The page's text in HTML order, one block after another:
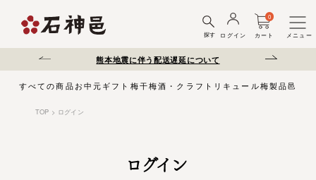
探す ログイン カート
0
メニュー
熊本地震に伴う配送遅延について 夏季休業のお知らせ
すべての商品 お中元 ギフト 梅干梅酒・クラフトリキュール梅製品邑じ
TOP ログイン
ログイン